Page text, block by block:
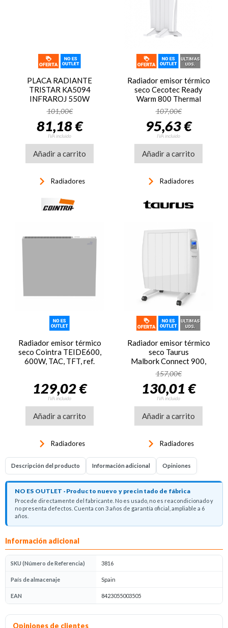
PLACA RADIANTE
TRISTAR KA5094
INFRAROJ 550W
101,00€
81,18 €
IVA incluido
Añadir a carrito
keyboard_arrow_right Radiadores
Radiador emisor térmico
seco Cecotec Ready
Warm 800 Thermal
Connected, 4 elementos,
600W, WiFi, pantalla LED,
mando distancia,
temporizador
programable, hasta 8 m2,
ref. 05372, blanco
107,00€
95,63 €
IVA incluido
Añadir a carrito
keyboard_arrow_right Radiadores
Radiador emisor térmico
seco Cointra TEIDE600,
600W, TAC, TFT, ref.
129,02 €
IVA incluido
Añadir a carrito
keyboard_arrow_right Radiadores
Radiador emisor térmico
seco Taurus
Malbork Connect 900,
900W, 5 elementos, 3
modos, para 9 m2, WiFi,
blanco
157,00€
130,01 €
IVA incluido
Añadir a carrito
keyboard_arrow_right Radiadores
Descripción del producto Información adicional Opiniones
NO ES OUTLET · Producto nuevo y precintado de fábrica
Procede directamente del fabricante. No es usado, no es reacondicionado y
no presenta defectos. Cuenta con 3 años de garantía oficial, ampliable a 6
años.
Descripción del producto
Información adicional
SKU (Número de Referencia) 3816
País de almacenaje Spain
EAN 8423055003505
Opiniones
Opiniones de clientes